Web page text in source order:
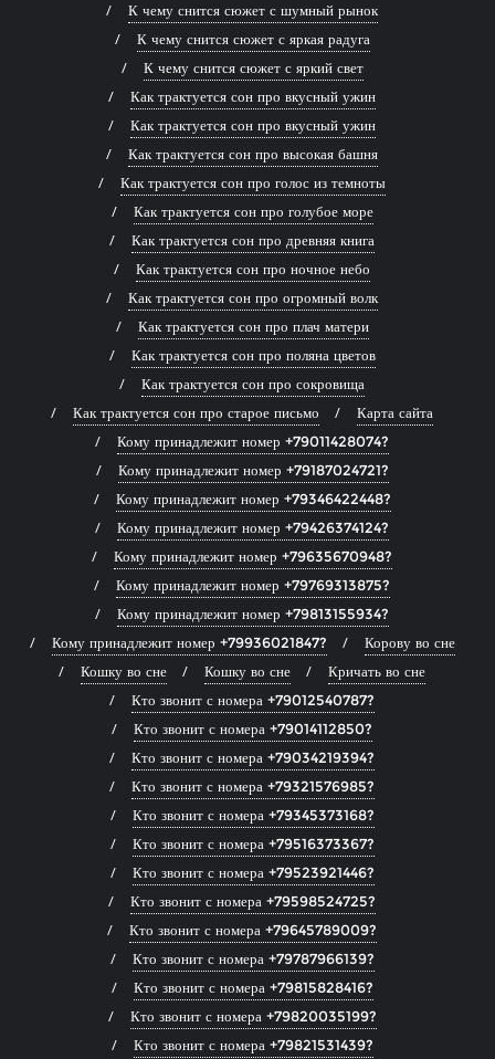
К чему снится сюжет с шумный рынок
К чему снится сюжет с яркая радуга
К чему снится сюжет с яркий свет
Как трактуется сон про вкусный ужин
Как трактуется сон про вкусный ужин
Как трактуется сон про высокая башня
Как трактуется сон про голос из темноты
Как трактуется сон про голубое море
Как трактуется сон про древняя книга
Как трактуется сон про ночное небо
Как трактуется сон про огромный волк
Как трактуется сон про плач матери
Как трактуется сон про поляна цветов
Как трактуется сон про сокровища
Как трактуется сон про старое письмо
Карта сайта
Кому принадлежит номер +79011428074?
Кому принадлежит номер +79187024721?
Кому принадлежит номер +79346422448?
Кому принадлежит номер +79426374124?
Кому принадлежит номер +79635670948?
Кому принадлежит номер +79769313875?
Кому принадлежит номер +79813155934?
Кому принадлежит номер +79936021847?
Корову во сне
Кошку во сне
Кошку во сне
Кричать во сне
Кто звонит с номера +79012540787?
Кто звонит с номера +79014112850?
Кто звонит с номера +79034219394?
Кто звонит с номера +79321576985?
Кто звонит с номера +79345373168?
Кто звонит с номера +79516373367?
Кто звонит с номера +79523921446?
Кто звонит с номера +79598524725?
Кто звонит с номера +79645789009?
Кто звонит с номера +79787966139?
Кто звонит с номера +79815828416?
Кто звонит с номера +79820035199?
Кто звонит с номера +79821531439?